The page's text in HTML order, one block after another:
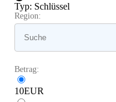
Typ: Schlüssel
Region:
Betrag:
10EUR